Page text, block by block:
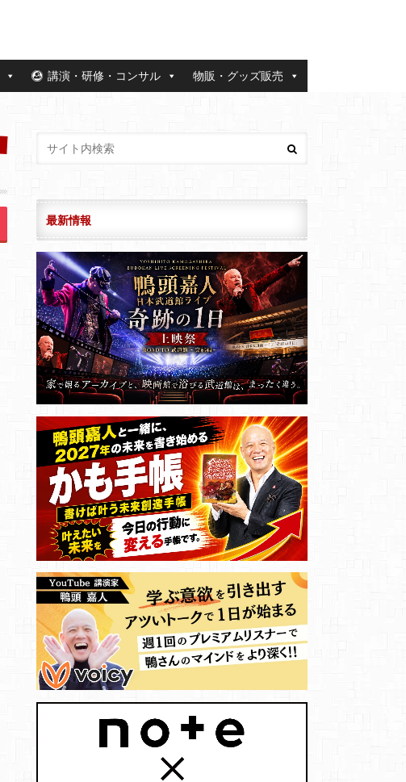
講演・研修・コンサル 物販・グッズ販売
最新情報